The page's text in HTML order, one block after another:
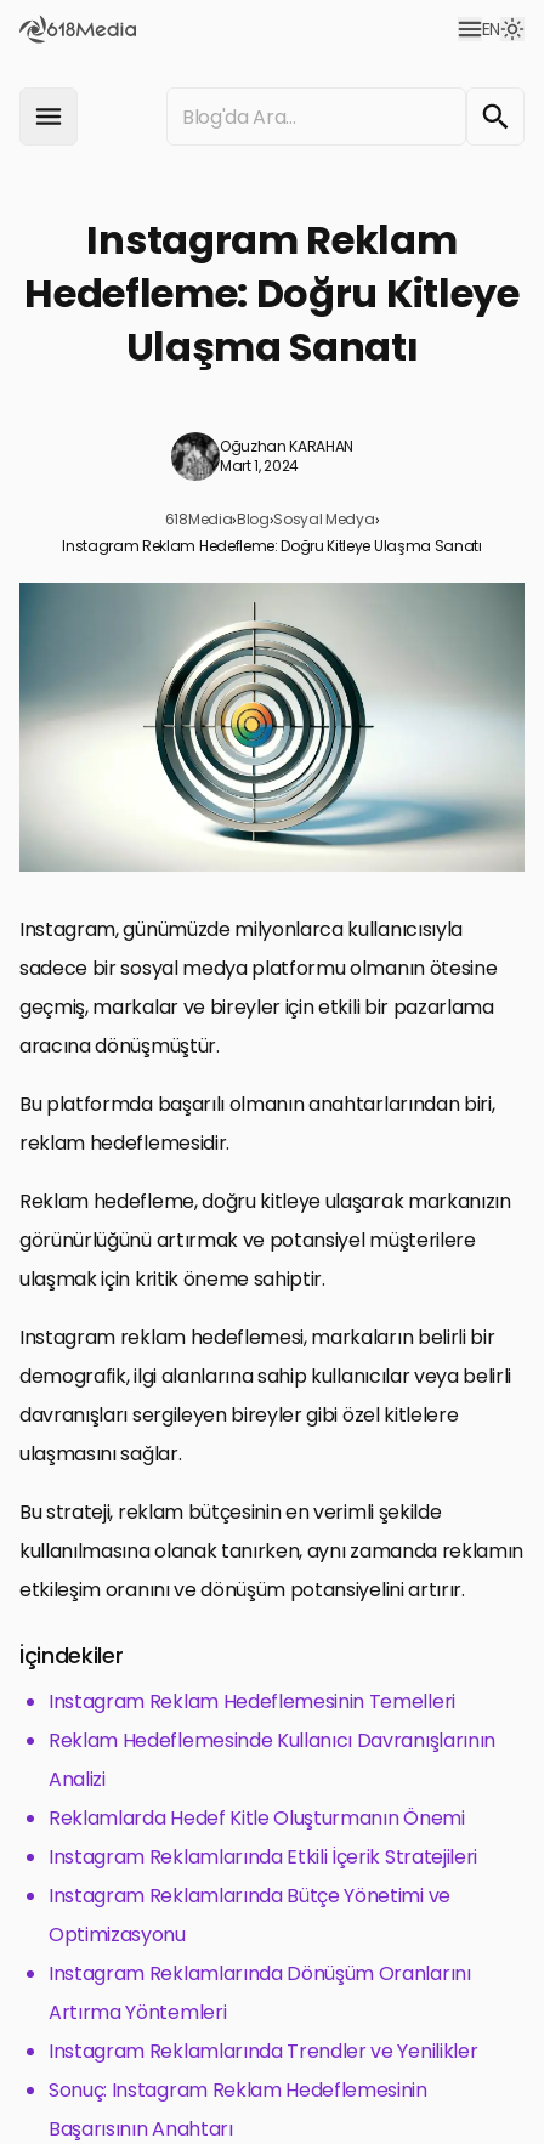
EN
Instagram Reklam
Hedefleme: Doğru Kitleye
Ulaşma Sanatı
Oğuzhan KARAHAN
Mart 1, 2024
618Media›Blog›Sosyal Medya›
Instagram Reklam Hedefleme: Doğru Kitleye Ulaşma Sanatı
Instagram Reklam Hedeflemesinin Temelleri
Reklam Hedeflemesinde Kullanıcı Davranışlarının Analizi
Reklamlarda Hedef Kitle Oluşturmanın Önemi
Instagram Reklamlarında Etkili İçerik Stratejileri
Instagram Reklamlarında Bütçe Yönetimi ve Optimizasyonu
Instagram Reklamlarında Dönüşüm Oranlarını Artırma
Instagram Reklamlarında Trendler ve Yenilikler
Sonuç: Instagram Reklam Hedeflemesinin Başarısının Anahtarı
Instagram Reklam Hedefleme SSS
Instagram, günümüzde milyonlarca kullanıcısıyla
sadece bir sosyal medya platformu olmanın ötesine
geçmiş, markalar ve bireyler için etkili bir pazarlama
aracına dönüşmüştür.
Bu platformda başarılı olmanın anahtarlarından biri,
reklam hedeflemesidir.
Reklam hedefleme, doğru kitleye ulaşarak markanızın
görünürlüğünü artırmak ve potansiyel müşterilere
ulaşmak için kritik öneme sahiptir.
Instagram reklam hedeflemesi, markaların belirli bir
demografik, ilgi alanlarına sahip kullanıcılar veya belirli
davranışları sergileyen bireyler gibi özel kitlelere
ulaşmasını sağlar.
Bu strateji, reklam bütçesinin en verimli şekilde
kullanılmasına olanak tanırken, aynı zamanda reklamın
etkileşim oranını ve dönüşüm potansiyelini artırır.
İçindekiler
Instagram Reklam Hedeflemesinin Temelleri
Reklam Hedeflemesinde Kullanıcı Davranışlarının
Analizi
Reklamlarda Hedef Kitle Oluşturmanın Önemi
Instagram Reklamlarında Etkili İçerik Stratejileri
Instagram Reklamlarında Bütçe Yönetimi ve
Optimizasyonu
Instagram Reklamlarında Dönüşüm Oranlarını
Artırma Yöntemleri
Instagram Reklamlarında Trendler ve Yenilikler
Sonuç: Instagram Reklam Hedeflemesinin
Başarısının Anahtarı